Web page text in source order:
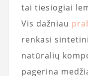
tai tiesiogiai
Vis dažniau
renkasi
natūralių
pagerina